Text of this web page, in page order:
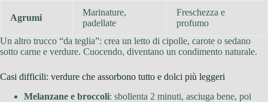
Agrumi
Marinature,
padellate
Freschezza e
profumo
Un altro trucco “da teglia”: crea un letto di cipolle, carote o sedano
sotto carne e verdure. Cuocendo, diventano un condimento naturale.
Casi difficili: verdure che assorbono tutto e dolci più leggeri
Melanzane e broccoli: sbollenta 2 minuti, asciuga bene, poi